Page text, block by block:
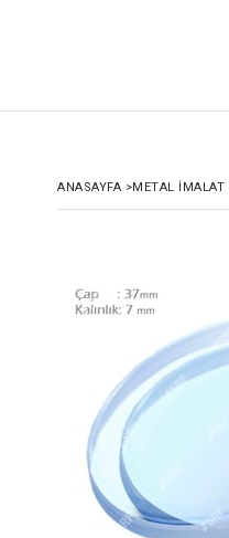
ANASAYFA >METAL İMALAT